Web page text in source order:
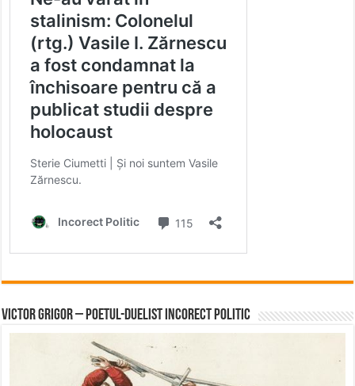
Victor Grigor – Poetul-Duelist Incorect Politic